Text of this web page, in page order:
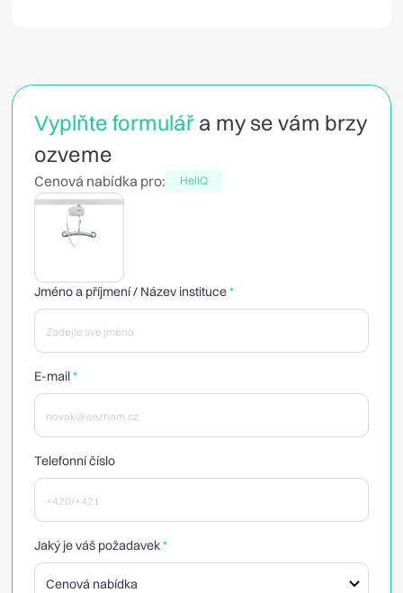
Vyplňte formulář a my se vám brzy
ozveme
Cenová nabídka pro: HeliQ
Jméno a příjmení / Název instituce*
E-mail*
Telefonní číslo
Jaký je váš požadavek*